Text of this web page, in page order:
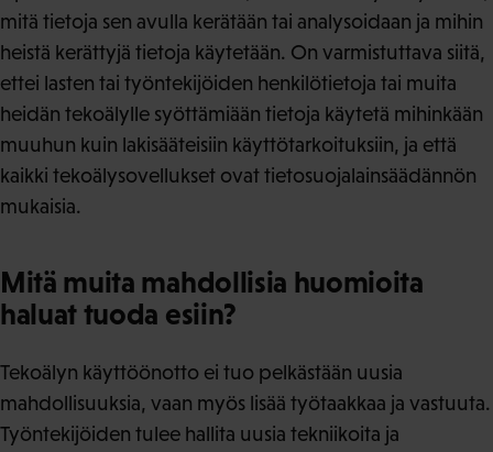
mitä tietoja sen avulla kerätään tai analysoidaan ja mihin
heistä kerättyjä tietoja käytetään. On varmistuttava siitä,
ettei lasten tai työntekijöiden henkilötietoja tai muita
heidän tekoälylle syöttämiään tietoja käytetä mihinkään
muuhun kuin lakisääteisiin käyttötarkoituksiin, ja että
kaikki tekoälysovellukset ovat tietosuojalainsäädännön
mukaisia.
Mitä muita mahdollisia huomioita
haluat tuoda esiin?
Tekoälyn käyttöönotto ei tuo pelkästään uusia
mahdollisuuksia, vaan myös lisää työtaakkaa ja vastuuta.
Työntekijöiden tulee hallita uusia tekniikoita ja